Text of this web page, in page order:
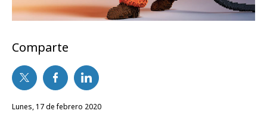
Comparte
lunes, 17 de febrero 2020